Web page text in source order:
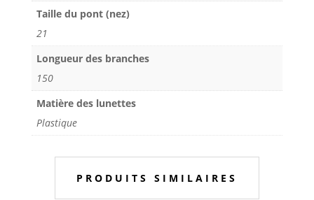
Taille du pont (nez)
21
Longueur des branches
150
Matière des lunettes
Plastique
PRODUITS SIMILAIRES